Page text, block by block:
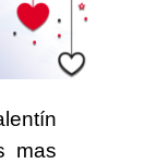
mas